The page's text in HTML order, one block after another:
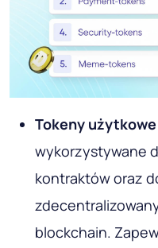
Tokeny użytkowe
wykorzystywane
kontraktów oraz
blockchain.